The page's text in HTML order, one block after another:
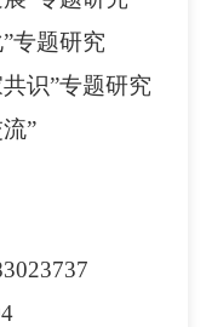
专题研究
识”专题研究
”